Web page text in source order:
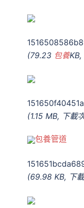
(79.23 包養
(1.15 MB, 下載
包養管道
(69.98 KB, 下